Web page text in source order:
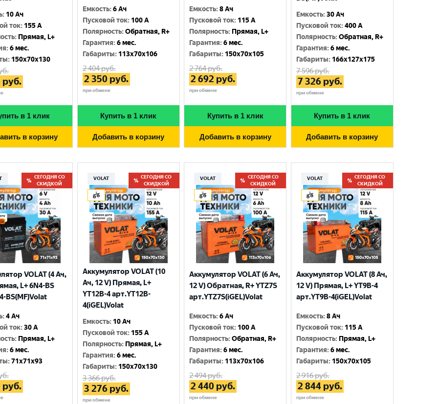
: 10 Ач
ток: 155 A
: Прямая, L+
:6 мес.
: 150x70x130
руб.
в 1 клик
в корзину
Емкость:6 Ач
Пусковой ток: 100 A
Полярность:Обратная, R+
Гарантия:6 мес.
Габариты: 113x70x106
2 404руб.
2 350 руб.
при обмене
Купить в 1 клик
Добавить в корзину
Емкость:8 Ач
Пусковой ток: 115 A
Полярность: Прямая, L+
Гарантия:6 мес.
Габариты: 150x70x105
2 764руб.
2 692 руб.
при обмене
Купить в 1 клик
Добавить в корзину
Емкость:30 Ач
Пусковой ток:400 A
Полярность:Обратная, R+
Гарантия:6 мес.
Габариты: 166x127x175
7 596руб.
7 326руб.
при обмене
Купить в 1 клик
Добавить в корзину
СЕГОДНЯ СО
СКИДКОЙ
VOLAT (4 Ач,
L+ 6N4-BS
BS(MF)Volat
:4 Ач
ток:30 A
: Прямая, L+
:6 мес.
:71x71x93
руб.
VOLAT
СЕГОДНЯ СО
СКИДКОЙ
Аккумулятор VOLAT (10
Ач, 12 V) Прямая, L+
YT12B-4 арт.YT12B-
4(iGEL)Volat
Емкость: 10 Ач
Пусковой ток: 155 A
Полярность: Прямая, L+
Гарантия:6 мес.
Габариты: 150x70x130
3 366руб.
3 276руб.
при обмене
VOLAT
СЕГОДНЯ СО
СКИДКОЙ
Аккумулятор VOLAT (6 Ач,
12 V) Обратная, R+ YTZ7S
арт.YTZ7S(iGEL)Volat
Емкость:6 Ач
Пусковой ток: 100 A
Полярность:Обратная, R+
Гарантия:6 мес.
Габариты: 113x70x106
2 494руб.
2 440 руб.
при обмене
VOLAT
СЕГОДНЯ СО
СКИДКОЙ
Аккумулятор VOLAT (8 Ач,
12 V) Прямая, L+ YT9B-4
арт.YT9B-4(iGEL)Volat
Емкость:8 Ач
Пусковой ток: 115 A
Полярность: Прямая, L+
Гарантия:6 мес.
Габариты: 150x70x105
2 916руб.
2 844руб.
при обмене